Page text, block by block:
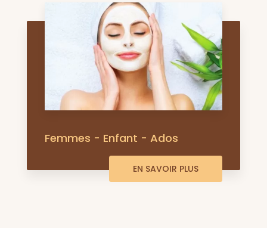
Femmes - Enfant - Ados
EN SAVOIR PLUS